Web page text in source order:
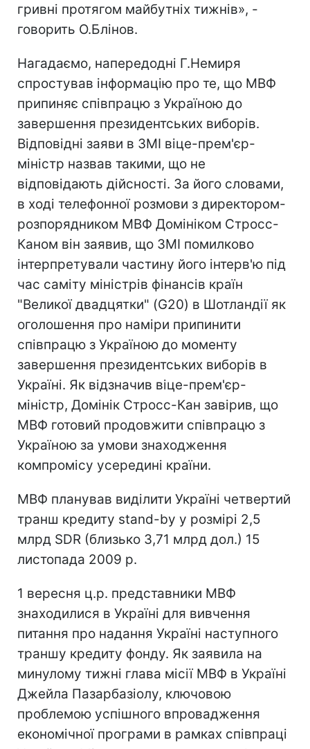
гривні протягом майбутніх тижнів», -
говорить О.Блінов.
Нагадаємо, напередодні Г.Немиря
спростував інформацію про те, що МВФ
припиняє співпрацю з Україною до
завершення президентських виборів.
Відповідні заяви в ЗМІ віце-прем'єр-
міністр назвав такими, що не
відповідають дійсності. За його словами,
в ході телефонної розмови з директором-
розпорядником МВФ Домініком Стросс-
Каном він заявив, що ЗМІ помилково
інтерпретували частину його інтерв'ю під
час саміту міністрів фінансів країн
"Великої двадцятки" (G20) в Шотландії як
оголошення про наміри припинити
співпрацю з Україною до моменту
завершення президентських виборів в
Україні. Як відзначив віце-прем'єр-
міністр, Домінік Стросс-Кан завірив, що
МВФ готовий продовжити співпрацю з
Україною за умови знаходження
компромісу усередині країни.
МВФ планував виділити Україні четвертий
транш кредиту stand-by у розмірі 2,5
млрд SDR (близько 3,71 млрд дол.) 15
листопада 2009 р.
1 вересня ц.р. представники МВФ
знаходилися в Україні для вивчення
питання про надання Україні наступного
траншу кредиту фонду. Як заявила на
минулому тижні глава місії МВФ в Україні
Джейла Пазарбазіолу, ключовою
проблемою успішного впровадження
економічної програми в рамках співпраці